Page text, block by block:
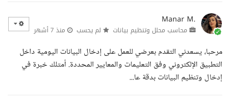
Manar M.
محاسب محلل وتنظيم بيانات لم يحسب منذ 7 أشهر
مرحبا، يسعدني التقدم بعرضي للعمل على إدخال البيانات اليومية داخل
التطبيق الإلكتروني وفق التعليمات والمعايير المحددة. أمتلك خبرة في
إدخال وتنظيم البيانات بدقة عا...